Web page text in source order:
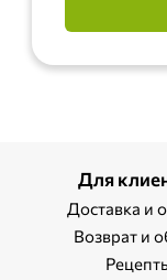
Для
Доставка и
Возврат и